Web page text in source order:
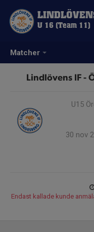
Matcher
U 16 (Team 11)
Lindlövens IF -
U15
30 nov
Endast kallade kunde